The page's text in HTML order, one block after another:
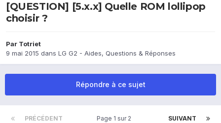
[QUESTION] [5.x.x] Quelle ROM lollipop
choisir ?
Par Totriet
9 mai 2015 dans LG G2 - Aides, Questions & Réponses
Répondre à ce sujet
PRÉCÉDENT SUIVANT
Page 1 sur 2